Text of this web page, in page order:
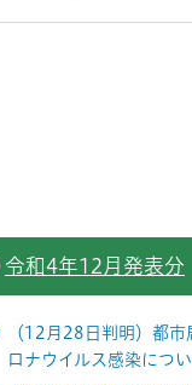
令和4年12月発表分
（12月28日判明）都市
ロナウイルス感染につ